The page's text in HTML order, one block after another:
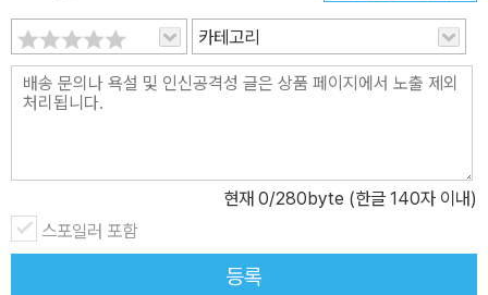
카테고리
현재 0/280byte (한글 140자 이내)
스포일러 포함
등록